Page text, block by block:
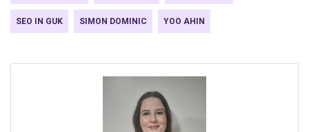
SEO IN GUK SIMON DOMINIC YOO AHIN